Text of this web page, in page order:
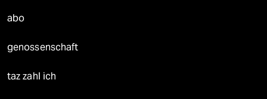
abo
genossenschaft
taz zahl ich